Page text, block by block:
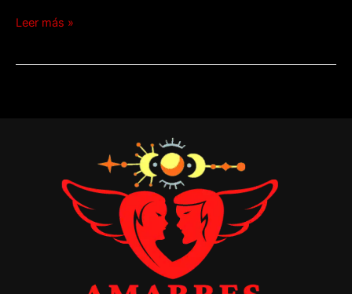
Leer más »